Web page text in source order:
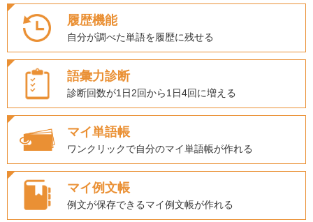
履歴機能
自分が調べた単語を履歴に残せる
語彙力診断
診断回数が1日2回から1日4回に増える
マイ単語帳
ワンクリックで自分のマイ単語帳が作れる
マイ例文帳
例文が保存できるマイ例文帳が作れる